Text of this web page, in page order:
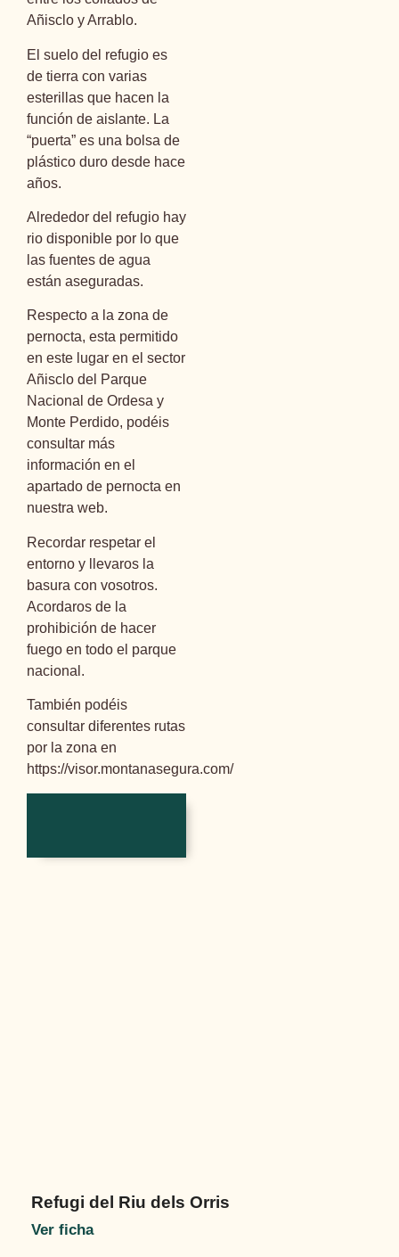
Añisclo y Arrablo.
El suelo del refugio es
de tierra con varias
esterillas que hacen la
función de aislante. La
“puerta” es una bolsa de
plástico duro desde hace
años.
Alrededor del refugio hay
rio disponible por lo que
las fuentes de agua
están aseguradas.
Respecto a la zona de
pernocta, esta permitido
en este lugar en el sector
Añisclo del Parque
Nacional de Ordesa y
Monte Perdido, podéis
consultar más
información en el
apartado de pernocta en
nuestra web.
Recordar respetar el
entorno y llevaros la
basura con vosotros.
Acordaros de la
prohibición de hacer
fuego en todo el parque
nacional.
También podéis
consultar diferentes rutas
por la zona en
https://visor.montanasegura.com/
Refugi del Riu dels Orris
Ver ficha